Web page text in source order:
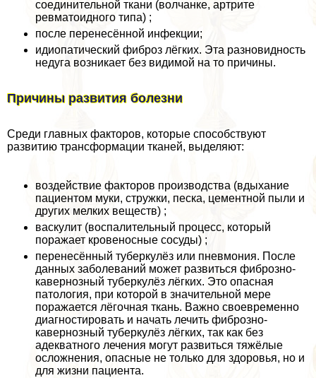
соединительной ткани (волчанке, артрите
ревматоидного типа) ;
после перенесённой инфекции;
идиопатический фиброз лёгких. Эта разновидность
недуга возникает без видимой на то причины.
Причины развития болезни
Среди главных факторов, которые способствуют
развитию трaнcформации тканей, выделяют:
воздействие факторов производства (вдыхание
пациентом муки, стружки, песка, цементной пыли и
других мелких веществ) ;
васкулит (воспалительный процесс, который
поражает кровеносные сосуды) ;
перенесённый туберкулёз или пневмония. После
данных заболеваний может развиться фиброзно-
кавернозный туберкулёз лёгких. Это опасная
патология, при которой в значительной мере
поражается лёгочная ткань. Важно своевременно
диагностировать и начать лечить фиброзно-
кавернозный туберкулёз лёгких, так как без
адекватного лечения могут развиться тяжёлые
осложнения, опасные не только для здоровья, но и
для жизни пациента.